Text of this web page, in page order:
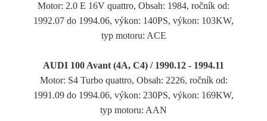
Motor: 2.0 E 16V quattro, Obsah: 1984, ročník od:
1992.07 do 1994.06, výkon: 140PS, výkon: 103KW,
typ motoru: ACE
AUDI 100 Avant (4A, C4) / 1990.12 - 1994.11
Motor: S4 Turbo quattro, Obsah: 2226, ročník od:
1991.09 do 1994.06, výkon: 230PS, výkon: 169KW,
typ motoru: AAN